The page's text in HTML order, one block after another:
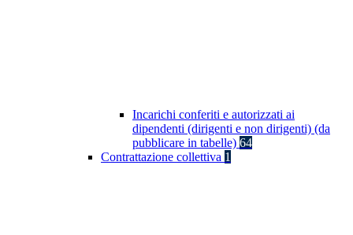
Incarichi conferiti e autorizzati ai
dipendenti (dirigenti e non dirigenti) (da
pubblicare in tabelle) 64
Contrattazione collettiva 1